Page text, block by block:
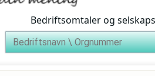
Bedriftsomtaler og